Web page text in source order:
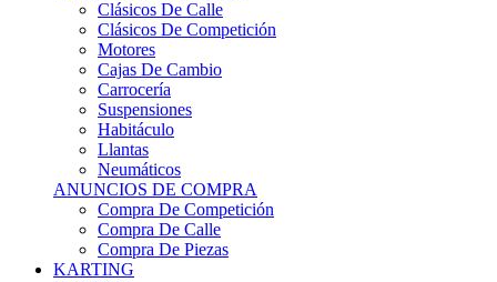
Clásicos De Calle
Clásicos De Competición
Motores
Cajas De Cambio
Carrocería
Suspensiones
Habitáculo
Llantas
Neumáticos
ANUNCIOS DE COMPRA
Compra De Competición
Compra De Calle
Compra De Piezas
KARTING